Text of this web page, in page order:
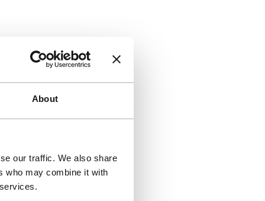
About
our traffic. We also share
who may combine it with